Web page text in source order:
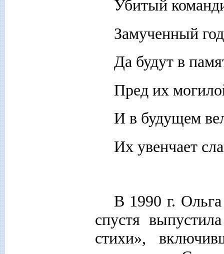
Убитый
Замученный
Да будут в
Пред их
И в будущем
Их увенчает
В 1990 г. Ольга
спустя
стихи»,